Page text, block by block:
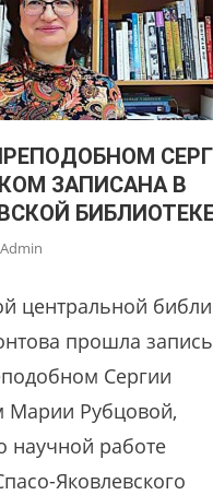
ЗАПИСАНА В
Admin
центральной
прошла запись
Сергии
Марии Рубцовой,
научной работе
Яковлевского